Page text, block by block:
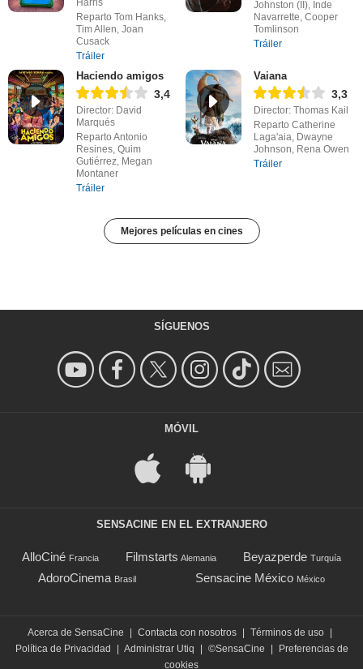
Reparto Tom Hanks,
Tim Allen, Joan
Cusack
Tráiler
Johnston (II), Inde
Navarrette, Cooper
Tomlinson
Tráiler
Haciendo amigos
3,4
Director: David
Marqués
Reparto Antonio
Resines, Quim
Gutiérrez, Megan
Montaner
Tráiler
Vaiana
3,3
Director: Thomas Kail
Reparto Catherine
Laga'aia, Dwayne
Johnson, Rena Owen
Tráiler
Mejores películas en cines
SÍGUENOS
MÓVIL
SENSACINE EN EL EXTRANJERO
AlloCiné Francia Filmstarts Alemania Beyazperde Turquía
AdoroCinema Brasil Sensacine México México
Acerca de SensaCine | Contacta con nosotros | Términos de uso |
Política de Privacidad
| Administrar Utiq | ©SensaCine |
Preferencias de
cookies